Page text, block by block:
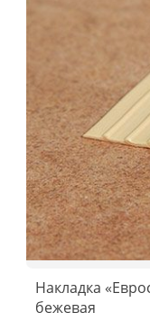
Накладка
бежевая